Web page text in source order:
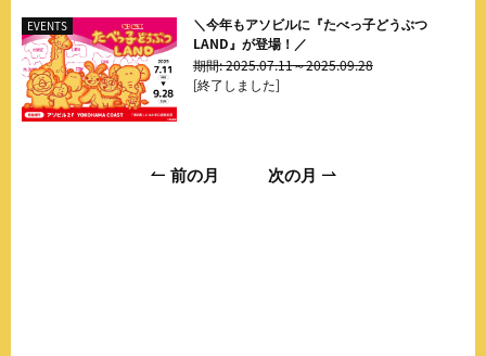
EVENTS
＼今年もアソビルに『たべっ子どうぶつ
LAND』が登場！／
期間: 2025.07.11～2025.09.28
[終了しました]
前の月 次の月